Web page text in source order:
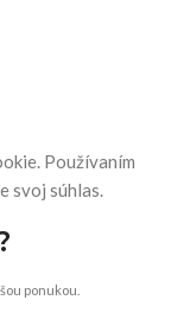
Používaním
svoj súhlas.
ponukou.